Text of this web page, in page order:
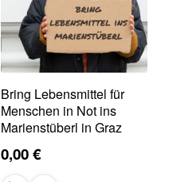
Bring Lebensmittel für
Menschen in Not ins
Marienstüberl in Graz
0,00 €